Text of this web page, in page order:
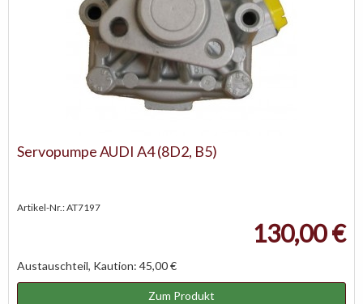
Servopumpe AUDI A4 (8D2, B5)
Artikel-Nr.: AT7197
130,00 €
Austauschteil, Kaution: 45,00 €
Zum Produkt